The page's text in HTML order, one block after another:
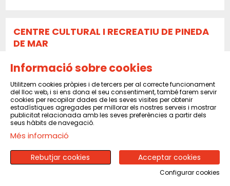
CENTRE CULTURAL I RECREATIU DE PINEDA
DE MAR
CENTRE MORAL I CULTURAL DEL POBLENOU
SOCIETAT CULTURAL LA VICENTINA SANT
VICENÇ DELS HORTS
Informació sobre cookies
Utilitzem cookies pròpies i de tercers per al correcte funcionament
del lloc web, i si ens dona el seu consentiment, també farem servir
cookies per recopilar dades de les seves visites per obtenir
estadístiques agregades per millorar els nostres serveis i mostrar
publicitat relacionada amb les seves preferències a partir dels
seus hàbits de navegació.
Més informació
Acceptar cookies
Rebutjar cookies
Configurar cookies